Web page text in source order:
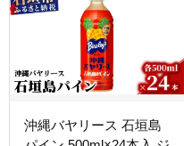
沖縄バヤリース 石垣島